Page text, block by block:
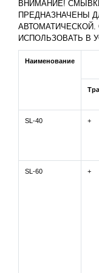
ВНИМАНИЕ!
ПРЕДНАЗНАЧЕНЫ
ИСПОЛЬЗОВАТЬ В
Наименование
SL-40 +
SL-60 +